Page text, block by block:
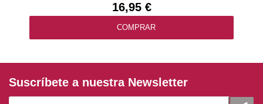
16,95 €
COMPRAR
Suscríbete a nuestra Newsletter